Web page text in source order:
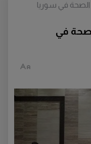
في
في سوريا